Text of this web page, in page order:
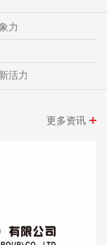
力
活力
更多资讯